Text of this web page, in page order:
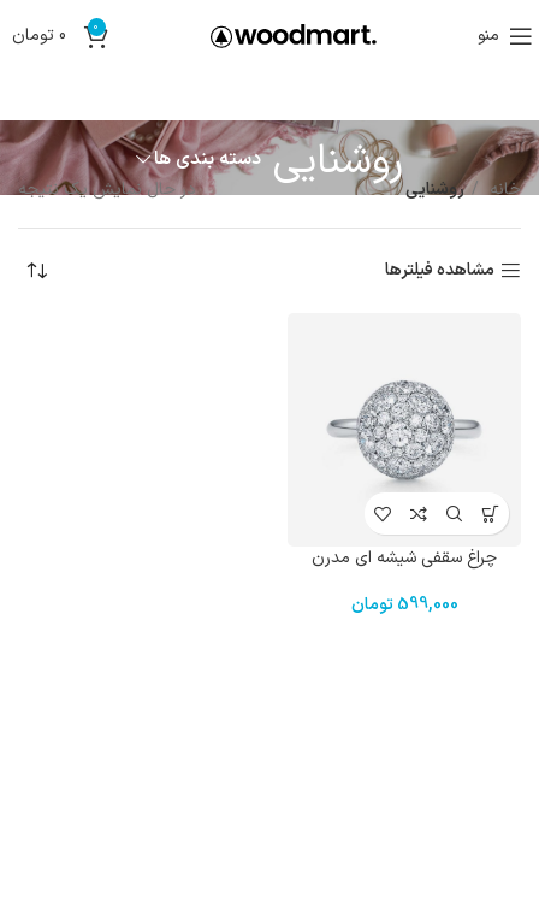
منو 0
0تومان
روشناییدسته بندی ها
خانه روشنایی در حال نمایش یک نتیجه
مشاهده فیلترها
چراغ سقفی شیشه ای مدرن
599,000 تومان